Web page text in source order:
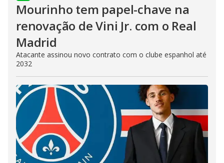
Mourinho tem papel-chave na
renovação de Vini Jr. com o Real
Madrid
Atacante assinou novo contrato com o clube espanhol até
2032